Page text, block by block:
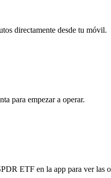
directamente desde tu móvil.
para empezar a operar.
ETF en la app para ver